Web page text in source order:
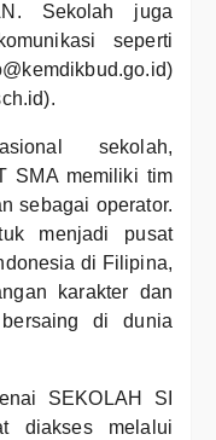
Sekolah juga
seperti
sekolah,
SMA memiliki tim
sebagai operator.
menjadi pusat
di Filipina,
karakter dan
di dunia
SEKOLAH SI
diakses melalui